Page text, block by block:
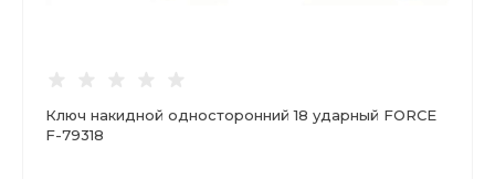
Ключ накидной односторонний 18 ударный FORCE
F-79318